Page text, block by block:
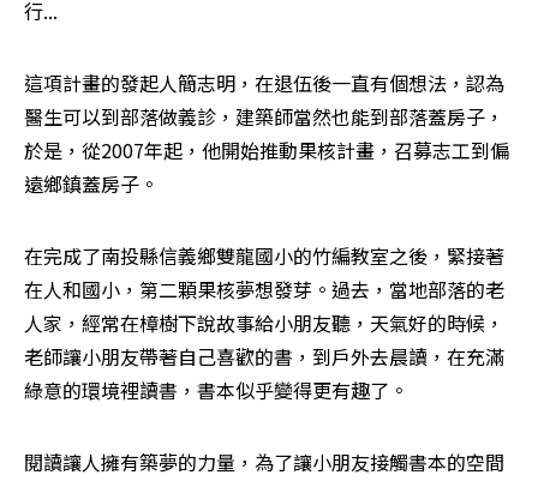
行...
這項計畫的發起人簡志明，在退伍後一直有個想法，認為
醫生可以到部落做義診，建築師當然也能到部落蓋房子，
於是，從2007年起，他開始推動果核計畫，召募志工到偏
遠鄉鎮蓋房子。
在完成了南投縣信義鄉雙龍國小的竹編教室之後，緊接著
在人和國小，第二顆果核夢想發芽。過去，當地部落的老
人家，經常在樟樹下說故事給小朋友聽，天氣好的時候，
老師讓小朋友帶著自己喜歡的書，到戶外去晨讀，在充滿
綠意的環境裡讀書，書本似乎變得更有趣了。
閱讀讓人擁有築夢的力量，為了讓小朋友接觸書本的空間